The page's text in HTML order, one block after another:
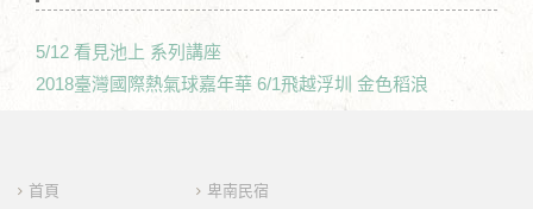
5/12 看見池上 系列講座
2018臺灣國際熱氣球嘉年華 6/1飛越浮圳 金色稻浪
首頁 卑南民宿